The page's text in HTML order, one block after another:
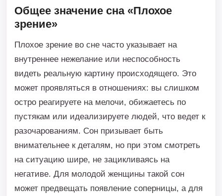
Общее значение сна «Плохое
зрение»
Плохое зрение во сне часто указывает на
внутреннее нежелание или неспособность
видеть реальную картину происходящего. Это
может проявляться в отношениях: вы слишком
остро реагируете на мелочи, обижаетесь по
пустякам или идеализируете людей, что ведет к
разочарованиям. Сон призывает быть
внимательнее к деталям, но при этом смотреть
на ситуацию шире, не зацикливаясь на
негативе. Для молодой женщины такой сон
может предвещать появление соперницы, а для